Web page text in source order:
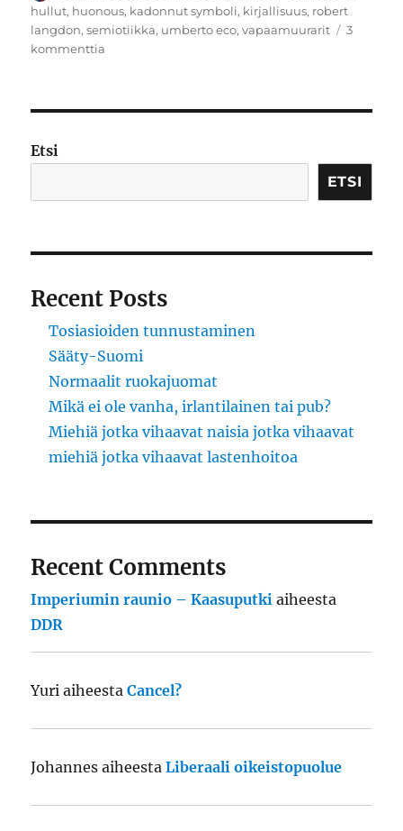
hullut, huonous, kadonnut symboli, kirjallisuus, robert
langdon,semiotiikka, umberto eco,vapaamuurarit
3
kommenttia
Etsi
ETSI
Recent Posts
Tosiasioiden tunnustaminen
Sääty-Suomi
Normaalit ruokajuomat
Mikä ei ole vanha, irlantilainen tai pub?
Miehiä jotka vihaavat naisia jotka vihaavat
miehiä jotka vihaavat lastenhoitoa
Recent Comments
Imperiumin raunio – Kaasuputki aiheesta
DDR
Yuri aiheestaCancel?
Johannes aiheestaLiberaali oikeistopuolue